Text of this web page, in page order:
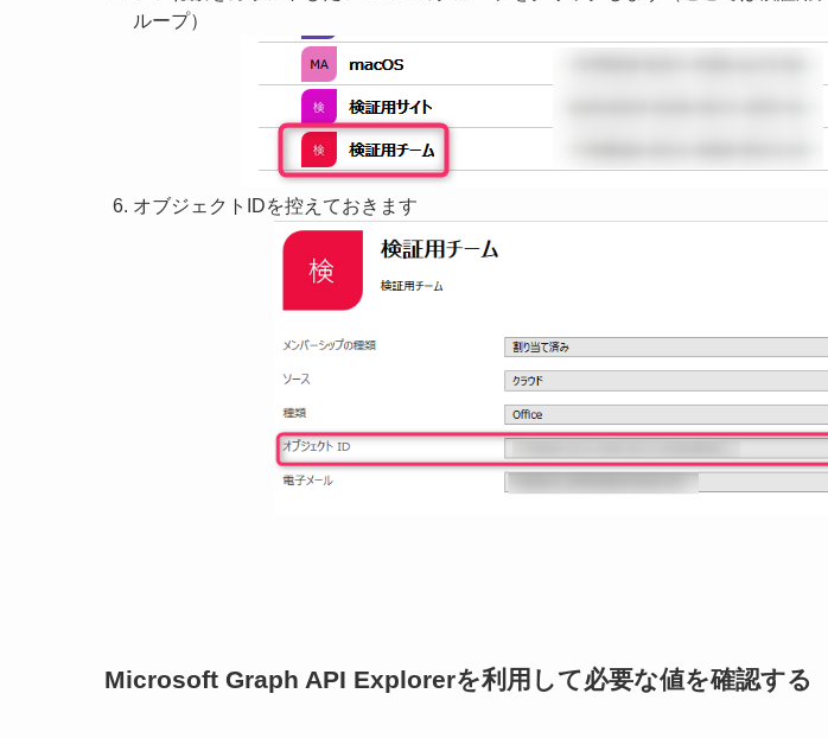
ループ）
オブジェクトIDを控えておきます
Microsoft Graph API Explorerを利用して必要な値を確認する